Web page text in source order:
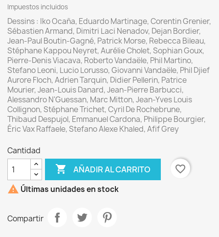
Impuestos incluidos
Dessins : Iko Ocaña, Eduardo Martinage, Corentin Grenier,
Sébastien Armand, Dimitri Laci Nenadov, Dejan Bordier,
Jean-Paul Boutin-Gagné, Patrick Morse, Rebecca Bileau,
Stéphane Kappou Neyret, Aurélie Cholet, Sophian Goux,
Pierre-Denis Viacava, Roberto Vandaële, Phil Martino,
Stefano Leoni, Lucio Lorusso, Giovanni Vandaële, Phil Djief
Aurore Floch, Adrien Tarquin, Didier Pellerin, Patrice
Mourier, Jean-Louis Danard, Jean-Pierre Barbucci,
Alessandro N'Guessan, Marc Mitton, Jean-Yves Louis
Collignon, Stéphane Trichet, Cyril De Rochebrune,
Thibaud Despujol, Emmanuel Cardona, Philippe Bourgier,
Éric Vax Raffaele, Stefano Alexe Khaled, Afif Grey
Cantidad
 AÑADIR AL CARRITO
favorite_border
 Últimas unidades en stock
Compartir